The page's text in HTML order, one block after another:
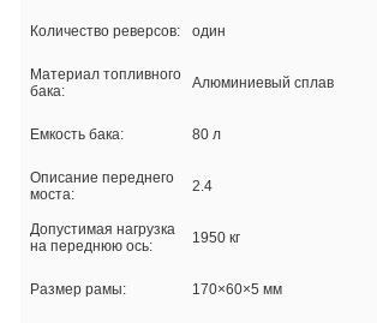
Количество реверсов: один
Материал топливного
бака:
Алюминиевый сплав
Емкость бака: 80 л
Описание переднего
моста:
2.4
Допустимая нагрузка
на переднюю ось:
1950 кг
Размер рамы: 170×60×5 мм